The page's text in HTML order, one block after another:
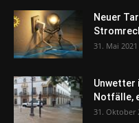
Neuer
31. Mai 2021
Unwetter
Notfälle,
31. Oktober